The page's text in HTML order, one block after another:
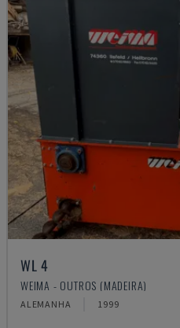
WL 4
WEIMA - OUTROS (MADEIRA)
ALEMANHA 1999